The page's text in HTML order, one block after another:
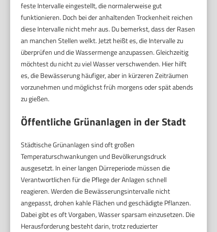
feste Intervalle eingestellt, die normalerweise gut
funktionieren. Doch bei der anhaltenden Trockenheit reichen
diese Intervalle nicht mehr aus. Du bemerkst, dass der Rasen
an manchen Stellen welkt. Jetzt heißt es, die Intervalle zu
überprüfen und die Wassermenge anzupassen. Gleichzeitig
möchtest du nicht zu viel Wasser verschwenden. Hier hilft
es, die Bewässerung häufiger, aber in kürzeren Zeiträumen
vorzunehmen und möglichst früh morgens oder spät abends
zu gießen.
Öffentliche Grünanlagen in der Stadt
Städtische Grünanlagen sind oft großen
Temperaturschwankungen und Bevölkerungsdruck
ausgesetzt. In einer langen Dürreperiode müssen die
Verantwortlichen für die Pflege der Anlagen schnell
reagieren. Werden die Bewässerungsintervalle nicht
angepasst, drohen kahle Flächen und geschädigte Pflanzen.
Dabei gibt es oft Vorgaben, Wasser sparsam einzusetzen. Die
Herausforderung besteht darin, trotz reduzierter